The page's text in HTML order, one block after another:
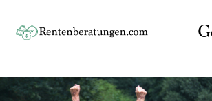
content
Startseite